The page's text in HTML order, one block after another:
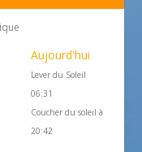
Aujourd'hui
Lever du Soleil
06:31
Coucher du soleil à
20:42